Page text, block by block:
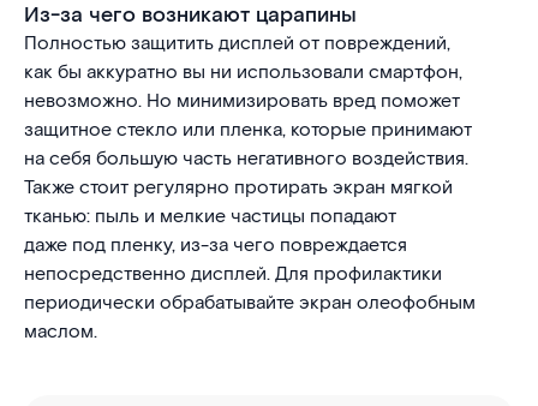
Из-за чего возникают царапины
Полностью защитить дисплей от повреждений,
как бы аккуратно вы ни использовали смартфон,
невозможно. Но минимизировать вред поможет
защитное стекло или пленка, которые принимают
на себя большую часть негативного воздействия.
Также стоит регулярно протирать экран мягкой
тканью: пыль и мелкие частицы попадают
даже под пленку, из-за чего повреждается
непосредственно дисплей. Для профилактики
периодически обрабатывайте экран олеофобным
маслом.